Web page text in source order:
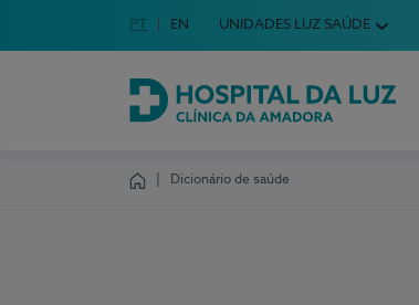
Escolha o seu idioma
Idioma em Português
PT English Language
EN UNIDADES LUZ SAÚDE
Hospital da Luz Clínica da Amadora
Dicionário de saúde